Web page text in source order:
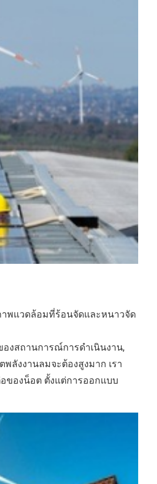
าพแวดล้อมที่ร้อนจัดและหนาวจัด
องสถานการณ์การดำเนินงาน,
ลังงานลมจะต้องสูงมาก เรา
ของน็อต ตั้งแต่การออกแบบ